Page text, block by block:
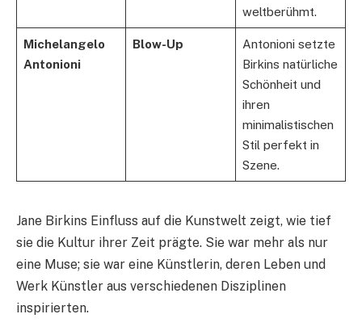
weltberühmt.
Michelangelo
Antonioni
Blow-Up
Antonioni setzte
Birkins natürliche
Schönheit und
ihren
minimalistischen
Stil perfekt in
Szene.
Jane Birkins Einfluss auf die Kunstwelt zeigt, wie tief
sie die Kultur ihrer Zeit prägte. Sie war mehr als nur
eine Muse; sie war eine Künstlerin, deren Leben und
Werk Künstler aus verschiedenen Disziplinen
inspirierten.